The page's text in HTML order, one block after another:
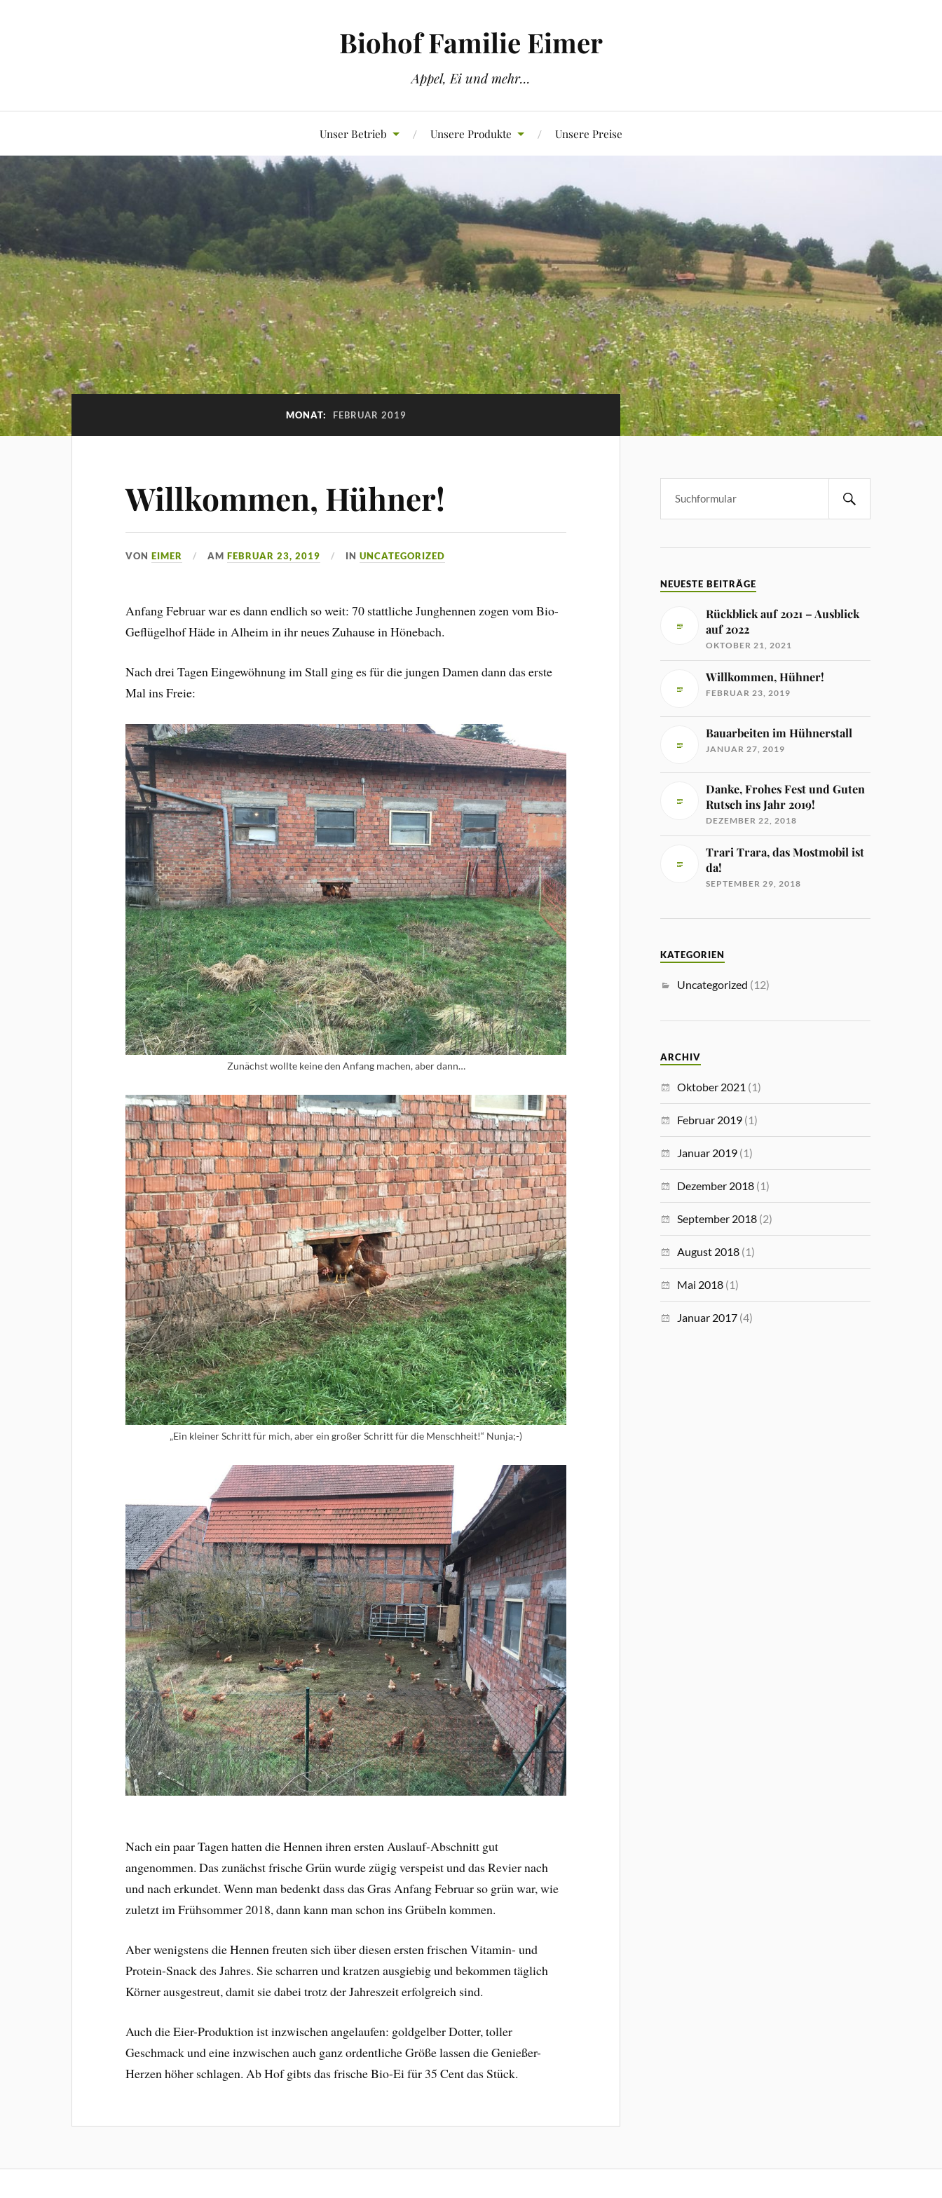
Biohof Familie Eimer
Appel, Ei und mehr...
Unser Betrieb Unsere Produkte Unsere Preise
MONAT: FEBRUAR 2019
Willkommen, Hühner!
VONEIMER AMFEBRUAR 23, 2019 INUNCATEGORIZED
Anfang Februar war es dann endlich so weit: 70 stattliche Junghennen zogen vom Bio-
Geflügelhof Häde in Alheim in ihr neues Zuhause in Hönebach.
Nach drei Tagen Eingewöhnung im Stall ging es für die jungen Damen dann das erste
Mal ins Freie:
Zunächst wollte keine den Anfang machen, aber dann…
„Ein kleiner Schritt für mich, aber ein großer Schritt für die Menschheit!“ Nunja;-)
Nach ein paar Tagen hatten die Hennen ihren ersten Auslauf-Abschnitt gut
angenommen. Das zunächst frische Grün wurde zügig verspeist und das Revier nach
und nach erkundet. Wenn man bedenkt dass das Gras Anfang Februar so grün war, wie
zuletzt im Frühsommer 2018, dann kann man schon ins Grübeln kommen.
Aber wenigstens die Hennen freuten sich über diesen ersten frischen Vitamin- und
Protein-Snack des Jahres. Sie scharren und kratzen ausgiebig und bekommen täglich
Körner ausgestreut, damit sie dabei trotz der Jahreszeit erfolgreich sind.
Auch die Eier-Produktion ist inzwischen angelaufen: goldgelber Dotter, toller
Geschmack und eine inzwischen auch ganz ordentliche Größe lassen die Genießer-
Herzen höher schlagen. Ab Hof gibts das frische Bio-Ei für 35 Cent das Stück.
NEUESTE BEITRÄGE
Rückblick auf 2021 – Ausblick
auf 2022
OKTOBER 21, 2021
Willkommen, Hühner!
FEBRUAR 23, 2019
Bauarbeiten im Hühnerstall
JANUAR 27, 2019
Danke, Frohes Fest und Guten
Rutsch ins Jahr 2019!
DEZEMBER 22, 2018
Trari Trara, das Mostmobil ist
da!
SEPTEMBER 29, 2018
KATEGORIEN
Uncategorized (12)
ARCHIV
Oktober 2021 (1)
Februar 2019 (1)
Januar 2019 (1)
Dezember 2018 (1)
September 2018 (2)
August 2018 (1)
Mai 2018 (1)
Januar 2017 (4)